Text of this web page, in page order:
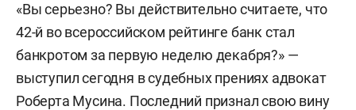
«Вы серьезно? Вы действительно считаете, что
42-й во всероссийском рейтинге банк стал
банкротом за первую неделю декабря?» —
выступил сегодня в судебных прениях адвокат
Роберта Мусина. Последний признал свою вину